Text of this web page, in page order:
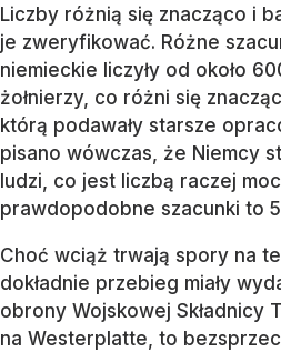
Liczby różnią się znacząco i
je zweryfikować. Różne
niemieckie liczyły od około
żołnierzy, co różni się
którą podawały starsze
pisano wówczas, że Niemcy
ludzi, co jest liczbą raczej
prawdopodobne szacunki to
Choć wciąż trwają spory na
dokładnie przebieg miały
obrony Wojskowej Składnicy
na Westerplatte, to